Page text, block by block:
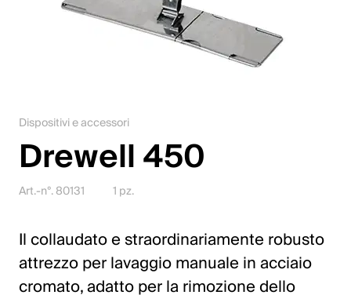
Webshop
Svizzera
Dispositivi e accessori
Drewell 450
Art.-n°. 80131 1 pz.
Il collaudato e straordinariamente robusto
attrezzo per lavaggio manuale in acciaio
cromato, adatto per la rimozione dello